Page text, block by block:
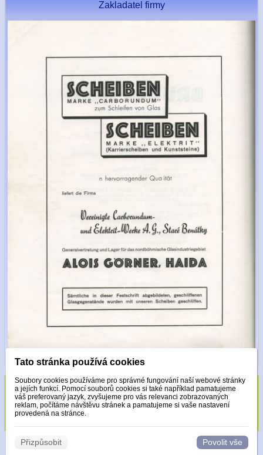
Zakladatel firmy
Sklo zdobeno pouze krystaly Made with
Swarovski.
© 2026 WEXBO | www.wexbo.com
Tato stránka používá cookies
Soubory cookies používáme pro správné fungování naší webové stránky
a jejích funkcí. Pomocí souborů cookies si také například pamatujeme
váš preferovaný jazyk, zvyšujeme pro vás relevanci zobrazovaných
reklam, počítáme návštěvu stránek a pamatujeme si vaše nastavení
provedená na stránce.
Přizpůsobit Povolit vše